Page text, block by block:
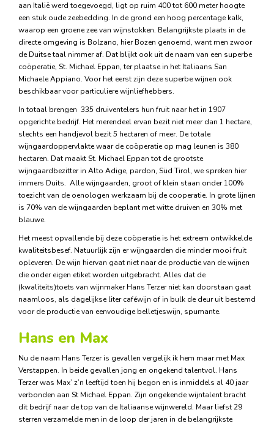
aan Italië werd toegevoegd, ligt op ruim 400 tot 600 meter hoogte
een stuk oude zeebedding. In de grond een hoog percentage kalk,
waarop een groene zee van wijnstokken. Belangrijkste plaats in de
directe omgeving is Bolzano, hier Bozen genoemd, want men zwoor
de Duitse taal nimmer af. Dat blijkt ook uit de naam van een superbe
coöperatie, St. Michael Eppan, ter plaatse in het Italiaans San
Michaele Appiano. Voor het eerst zijn deze superbe wijnen ook
beschikbaar voor particuliere wijnliefhebbers.
In totaal brengen 335 druiventelers hun fruit naar het in 1907
opgerichte bedrijf. Het merendeel ervan bezit niet meer dan 1 hectare,
slechts een handjevol bezit 5 hectaren of meer. De totale
wijngaardoppervlakte waar de coöperatie op mag leunen is 380
hectaren. Dat maakt St. Michael Eppan tot de grootste
wijngaardbezitter in Alto Adige, pardon, Süd Tirol, we spreken hier
immers Duits. Alle wijngaarden, groot of klein staan onder 100%
toezicht van de oenologen werkzaam bij de cooperatie. In grote lijnen
is 70% van de wijngaarden beplant met witte druiven en 30% met
blauwe.
Het meest opvallende bij deze coöperatie is het extreem ontwikkelde
kwaliteitsbesef. Natuurlijk zijn er wijngaarden die minder mooi fruit
opleveren. De wijn hiervan gaat niet naar de productie van de wijnen
die onder eigen etiket worden uitgebracht. Alles dat de
(kwaliteits)toets van wijnmaker Hans Terzer niet kan doorstaan gaat
naamloos, als dagelijkse liter caféwijn of in bulk de deur uit bestemd
voor de productie van eenvoudige belletjeswijn, spumante.
Hans en Max
Nu de naam Hans Terzer is gevallen vergelijk ik hem maar met Max
Verstappen. In beide gevallen jong en ongekend talentvol. Hans
Terzer was Max’ z’n leeftijd toen hij begon en is inmiddels al 40 jaar
verbonden aan St Michael Eppan. Zijn ongekende wijntalent bracht
dit bedrijf naar de top van de Italiaanse wijnwereld. Maar liefst 29
sterren verzamelde men in de loop der jaren in de belangrijkste